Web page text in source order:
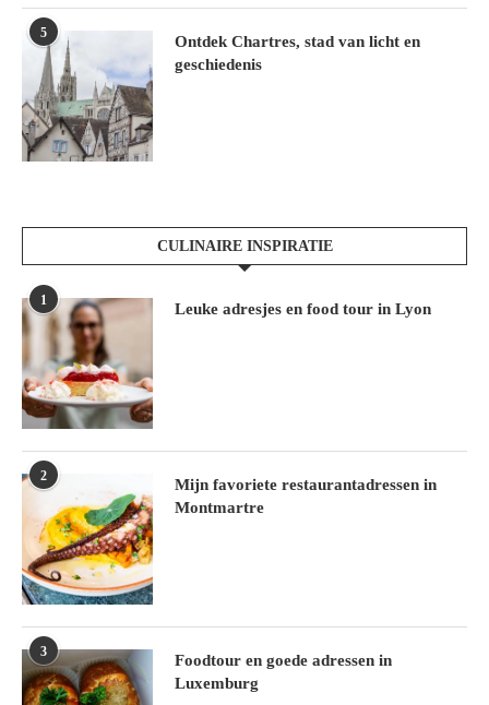
5
Ontdek Chartres, stad van licht en
geschiedenis
CULINAIRE INSPIRATIE
1
Leuke adresjes en food tour in Lyon
2
Mijn favoriete restaurantadressen in
Montmartre
3
Foodtour en goede adressen in
Luxemburg